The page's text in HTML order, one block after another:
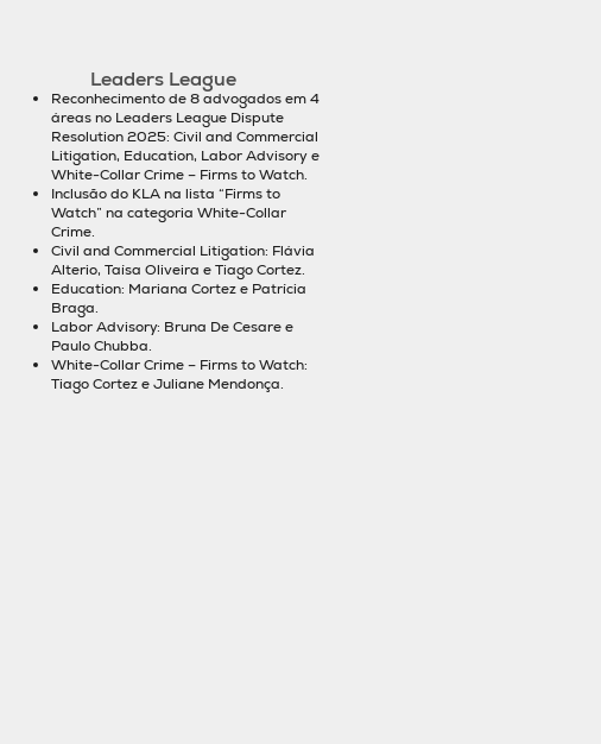
Leaders League
Reconhecimento de 8 advogados em 4
áreas no Leaders League Dispute
Resolution 2025: Civil and Commercial
Litigation, Education, Labor Advisory e
White-Collar Crime – Firms to Watch.
Inclusão do KLA na lista “Firms to
Watch” na categoria White-Collar
Crime.
Civil and Commercial Litigation: Flávia
Alterio, Taísa Oliveira e Tiago Cortez.
Education: Mariana Cortez e Patrícia
Braga.
Labor Advisory: Bruna De Cesare e
Paulo Chubba.
White-Collar Crime – Firms to Watch:
Tiago Cortez e Juliane Mendonça.